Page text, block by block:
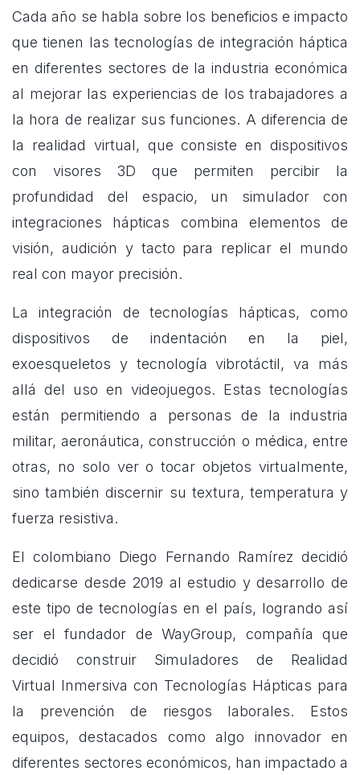
Cada año se habla sobre los beneficios e impacto
que tienen las tecnologías de integración háptica
en diferentes sectores de la industria económica
al mejorar las experiencias de los trabajadores a
la hora de realizar sus funciones. A diferencia de
la realidad virtual, que consiste en dispositivos
con visores 3D que permiten percibir la
profundidad del espacio, un simulador con
integraciones hápticas combina elementos de
visión, audición y tacto para replicar el mundo
real con mayor precisión.
La integración de tecnologías hápticas, como
dispositivos de indentación en la piel,
exoesqueletos y tecnología vibrotáctil, va más
allá del uso en videojuegos. Estas tecnologías
están permitiendo a personas de la industria
militar, aeronáutica, construcción o médica, entre
otras, no solo ver o tocar objetos virtualmente,
sino también discernir su textura, temperatura y
fuerza resistiva.
El colombiano Diego Fernando Ramírez decidió
dedicarse desde 2019 al estudio y desarrollo de
este tipo de tecnologías en el país, logrando así
ser el fundador de WayGroup, compañía que
decidió construir Simuladores de Realidad
Virtual Inmersiva con Tecnologías Hápticas para
la prevención de riesgos laborales. Estos
equipos, destacados como algo innovador en
diferentes sectores económicos, han impactado a